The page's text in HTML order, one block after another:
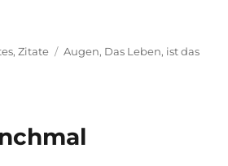
,Zitate Tags
Augen, Das Leben, ist das